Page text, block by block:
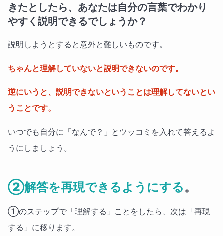
きたとしたら、あなたは自分の言葉でわかり
やすく説明できるでしょうか？
説明しようとすると意外と難しいものです。
ちゃんと理解していないと説明できないのです。
逆にいうと、説明できないということは理解してないとい
うことです。
いつでも自分に「なんで？」とツッコミを入れて答えるよ
うにしましょう。
②解答を再現できるようにする。
①のステップで「理解する」ことをしたら、次は「再現
する」に移ります。